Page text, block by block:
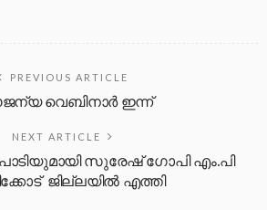
PREVIOUS ARTICLE
വെബിനാർ ഇന്ന്
NEXT ARTICLE
സുരേഷ് ഗോപി എം.പി
ജില്ലയില്‍ എത്തി